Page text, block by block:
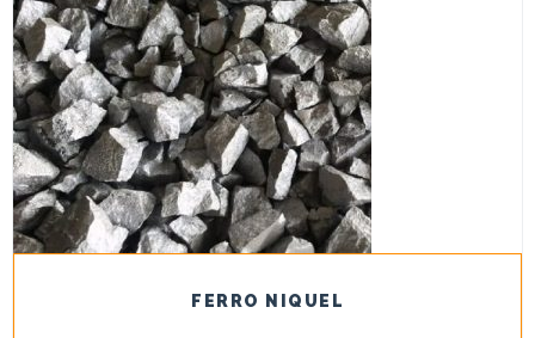
FERRO NIQUEL